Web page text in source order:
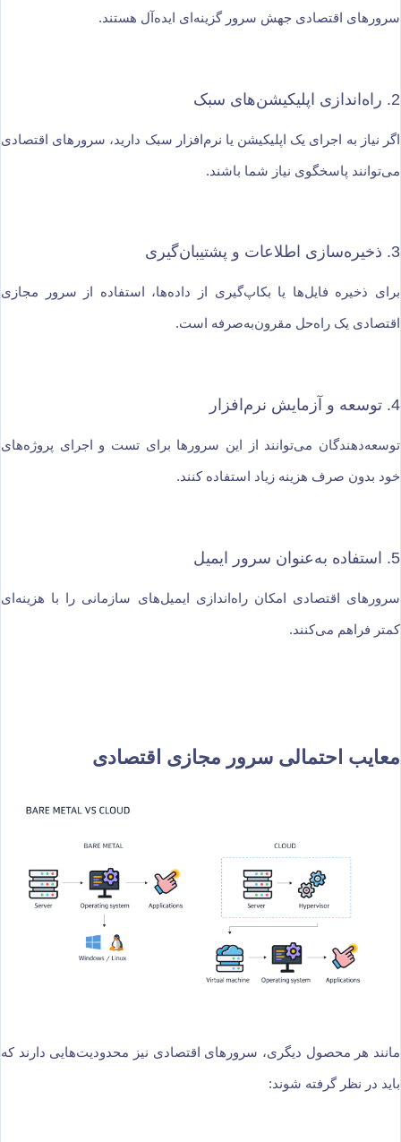
سرورهای اقتصادی جهش سرور گزینه‌ای ایده‌آل هستند.
2. راه‌اندازی اپلیکیشن‌های سبک
اگر نیاز به اجرای یک اپلیکیشن یا نرم‌افزار سبک دارید، سرورهای اقتصادی
می‌توانند پاسخگوی نیاز شما باشند.
3. ذخیره‌سازی اطلاعات و پشتیبان‌گیری
برای ذخیره فایل‌ها یا بکاپ‌گیری از داده‌ها، استفاده از سرور مجازی
اقتصادی یک راه‌حل مقرون‌به‌صرفه است.
4. توسعه و آزمایش نرم‌افزار
توسعه‌دهندگان می‌توانند از این سرورها برای تست و اجرای پروژه‌های
خود بدون صرف هزینه زیاد استفاده کنند.
5. استفاده به‌عنوان سرور ایمیل
سرورهای اقتصادی امکان راه‌اندازی ایمیل‌های سازمانی را با هزینه‌ای
کمتر فراهم می‌کنند.
معایب احتمالی سرور مجازی اقتصادی
مانند هر محصول دیگری، سرورهای اقتصادی نیز محدودیت‌هایی دارند که
باید در نظر گرفته شوند: